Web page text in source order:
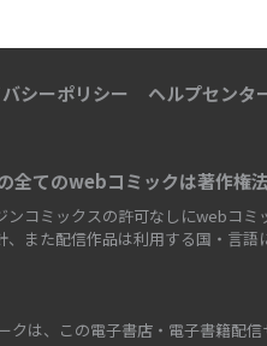
シーポリシー ヘルプセンタ
全てのwebコミックは著作権
ンコミックスの許可なしにwebコミ
また配信作品は利用する国・言語
クは、この電子書店・電子書籍配